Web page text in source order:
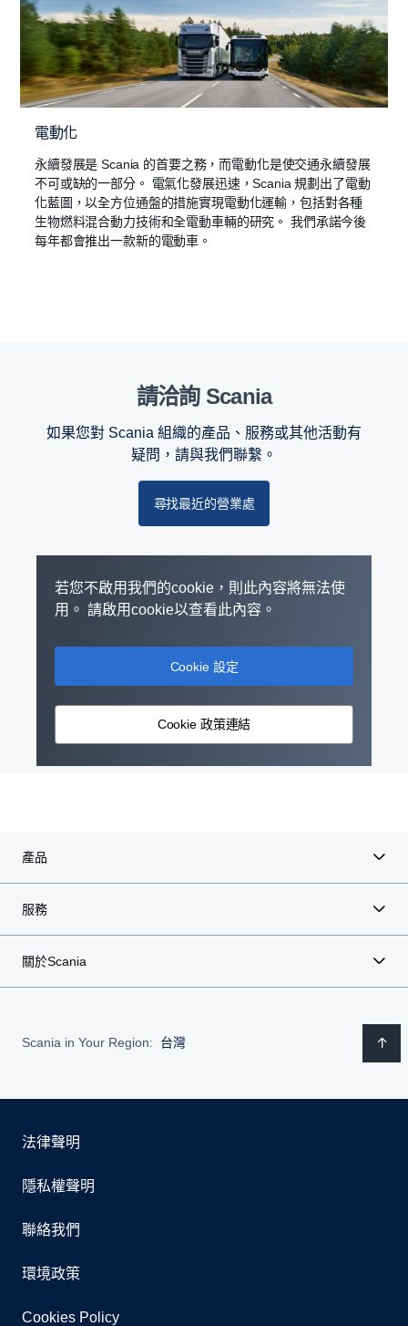
電動化
永續發展是 Scania 的首要之務，而電動化是使交通永續發展
不可或缺的一部分。 電氣化發展迅速，Scania 規劃出了電動
化藍圖，以全方位通盤的措施實現電動化運輸，包括對各種
生物燃料混合動力技術和全電動車輛的研究。 我們承諾今後
每年都會推出一款新的電動車。
請洽詢 Scania
如果您對 Scania 組織的產品、服務或其他活動有
疑問，請與我們聯繫。
尋找最近的營業處
若您不啟用我們的cookie，則此內容將無法使
用。 請啟用cookie以查看此內容。
Cookie 設定
Cookie 政策連結
產品
服務
關於Scania
Scania in Your Region: 台灣
法律聲明
隱私權聲明
聯絡我們
環境政策
Cookies Policy